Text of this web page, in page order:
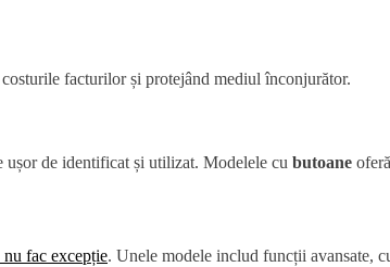
facturilor și protejând mediul înconjurător.
ușor de identificat și utilizat. Modelele cu butoane
fac excepție. Unele modele includ funcții avansate,